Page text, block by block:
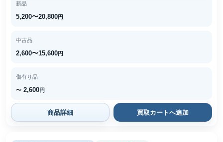
新品
5,200〜20,800円
中古品
2,600〜15,600円
傷有り品
〜 2,600円
商品詳細 買取カートへ追加